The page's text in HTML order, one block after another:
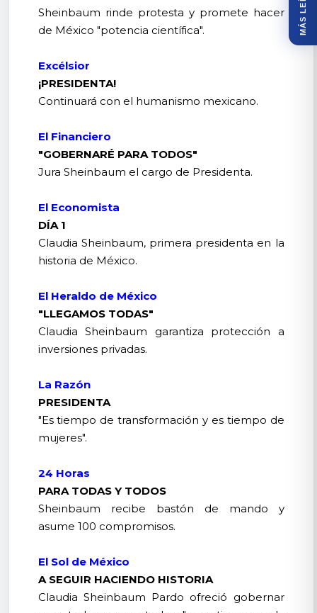
Sheinbaum rinde protesta y promete hacer
de México "potencia científica".
Excélsior
¡PRESIDENTA!
Continuará con el humanismo mexicano.
El Financiero
"GOBERNARÉ PARA TODOS"
Jura Sheinbaum el cargo de Presidenta.
El Economista
DÍA 1
Claudia Sheinbaum, primera presidenta en la
historia de México.
El Heraldo de México
"LLEGAMOS TODAS"
Claudia Sheinbaum garantiza protección a
inversiones privadas.
La Razón
PRESIDENTA
"Es tiempo de transformación y es tiempo de
mujeres".
24 Horas
PARA TODAS Y TODOS
Sheinbaum recibe bastón de mando y
asume 100 compromisos.
El Sol de México
A SEGUIR HACIENDO HISTORIA
Claudia Sheinbaum Pardo ofreció gobernar